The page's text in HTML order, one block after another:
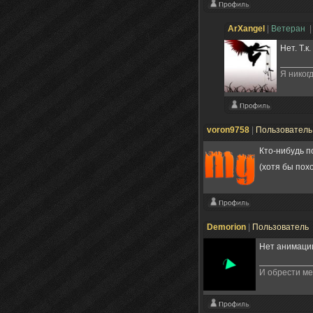
ArXangel Ветеран
Нет.
Я
voron9758
Кто-нибудь
(хотя бы
Demorion Пользователь
Нет
И обрести